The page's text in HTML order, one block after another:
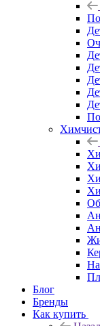
Блог
Бренды
Как купить